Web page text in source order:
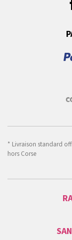
* Livraison standard
hors Corse